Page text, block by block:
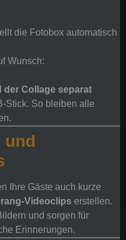
die Fotobox automatisch
Wunsch:
der Collage separat
Stick. So bleiben alle
und
Ihre Gäste auch kurze
Videoclips erstellen.
und sorgen für
Erinnerungen.